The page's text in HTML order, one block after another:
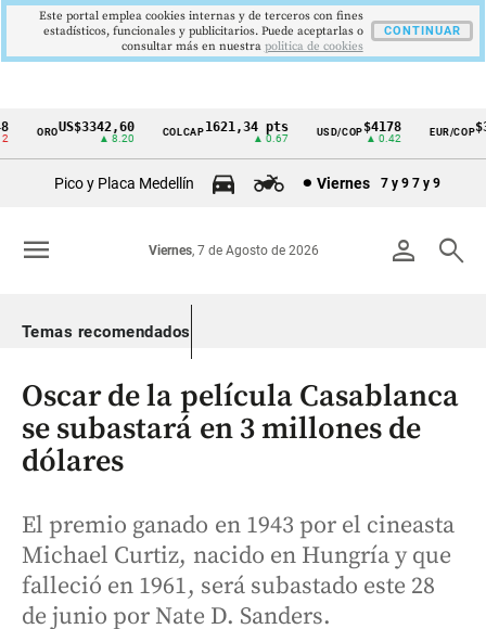
Cintillo
Colombia
OROUS$3342,60
▲ 8.20
COLCAP1621,34 pts
▲ 0.67
USD/COP$4178
▲ 0.42
EUR/COP
Pico y Placa Medellín Viernes 7 y 9 7 y 9
person search
Viernes, 7 de Agosto de 2026
menu
Temas recomendados
Oscar de la película Casablanca
se subastará en 3 millones de
dólares
El premio ganado en 1943 por el cineasta
Michael Curtiz, nacido en Hungría y que
falleció en 1961, será subastado este 28
de junio por Nate D. Sanders.
Este portal emplea cookies internas y de terceros con fines
estadísticos, funcionales y publicitarios. Puede aceptarlas o
consultar más en nuestra politica de cookies
CONTINUAR